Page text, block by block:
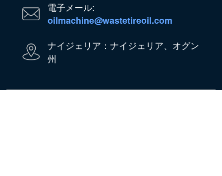
電子メール:
oilmachine@wastetireoil.com
ナイジェリア：ナイジェリア、オグン
州